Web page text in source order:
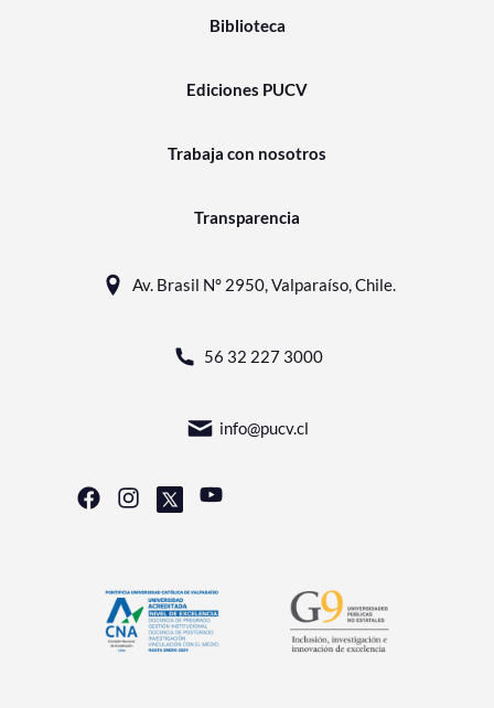
Biblioteca
Ediciones PUCV
Trabaja con nosotros
Transparencia
Av. Brasil N° 2950, Valparaíso, Chile.
56 32 227 3000
info@pucv.cl